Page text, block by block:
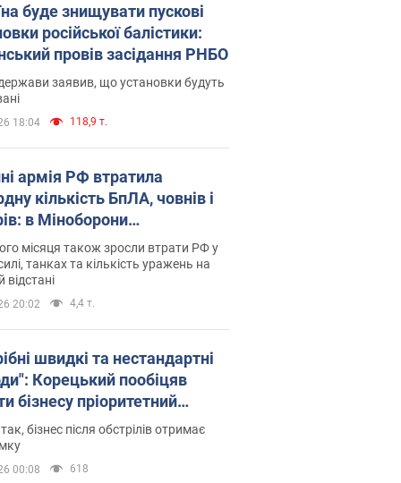
буде знищувати пускові
російської балістики:
провів засідання РНБО
заявив, що установки будуть
18:04 118,9 т.
армія РФ втратила
кількість БпЛА, човнів і
в Міноборони
статистику
місяця також зросли втрати РФ у
танках та кількість уражень на
відстані
20:02 4,4 т.
швидкі та нестандартні
Корецький пообіцяв
бізнесу пріоритетний
до наявних складських
бізнес після обстрілів отримає
00:08 618